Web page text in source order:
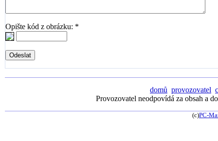
Opište kód z obrázku: *
domů provozovatel
Provozovatel neodpovídá za obsah a
(c)PC-